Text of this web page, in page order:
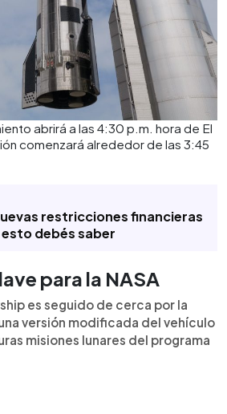
abrirá a las 4:30 p.m. hora de El
comenzará alrededor de las 3:45
restricciones financieras
debés saber
para la NASA
es seguido de cerca por la
versión modificada del vehículo
misiones lunares del programa